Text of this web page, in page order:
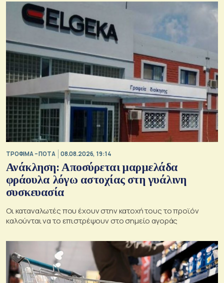
ΤΡΟΦΙΜΑ – ΠΟΤΑ 08.08.2026, 19:14
Ανάκληση: Αποσύρεται μαρμελάδα
φράουλα λόγω αστοχίας στη γυάλινη
συσκευασία
Οι καταναλωτές που έχουν στην κατοχή τους το προϊόν
καλούνται να το επιστρέψουν στο σημείο αγοράς